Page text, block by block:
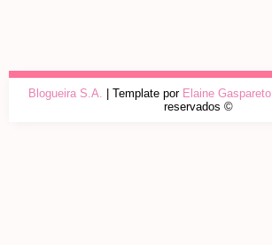
Blogueira S.A. | Template por Elaine Gaspareto
reservados ©